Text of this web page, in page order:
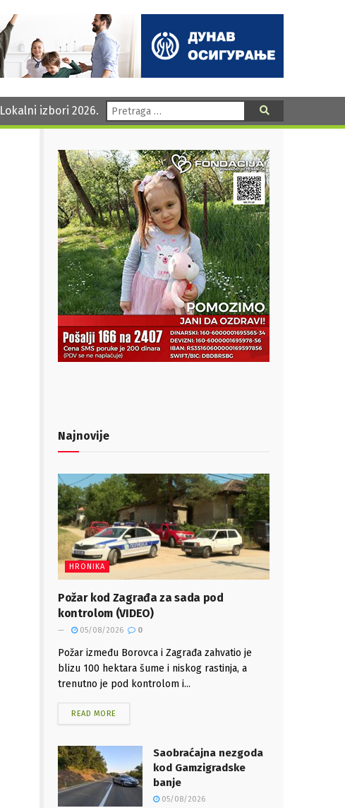
Lokalni izbori 2026. Pretraga:
Najnovije
HRONIKA
Požar kod Zagrađa za sada pod
kontrolom (VIDEO)
05/08/2026 0
Požar između Borovca i Zagrađa zahvatio je
blizu 100 hektara šume i niskog rastinja, a
trenutno je pod kontrolom i...
READ MORE
Saobraćajna nezgoda
kod Gamzigradske
banje
05/08/2026